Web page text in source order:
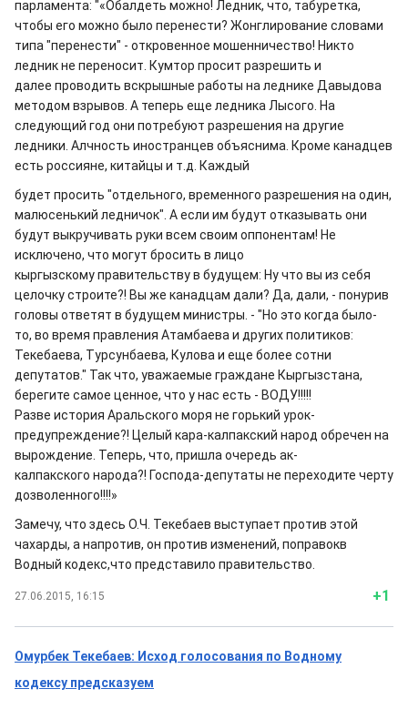
парламента: "«Обалдеть можно! Ледник, что, табуретка,
чтобы его можно было перенести? Жонглирование словами
типа "перенести" - откровенное мошенничество! Никто
ледник не переносит. Кумтор просит разрешить и
далее проводить вскрышные работы на леднике Давыдова
методом взрывов. А теперь еще ледника Лысого. На
следующий год они потребуют разрешения на другие
ледники. Алчность иностранцев объяснима. Кроме канадцев
есть россияне, китайцы и т.д. Каждый
будет просить "отдельного, временного разрешения на один,
малюсенький ледничок". А если им будут отказывать они
будут выкручивать руки всем своим оппонентам! Не
исключено, что могут бросить в лицо
кыргызскому правительству в будущем: Ну что вы из себя
целочку строите?! Вы же канадцам дали? Да, дали, - понурив
головы ответят в будущем министры. - "Но это когда было-
то, во время правления Атамбаева и других политиков:
Текебаева, Турсунбаева, Кулова и еще более сотни
депутатов." Так что, уважаемые граждане Кыргызстана,
берегите самое ценное, что у нас есть - ВОДУ!!!!!
Разве история Аральского моря не горький урок-
предупреждение?! Целый кара-калпакский народ обречен на
вырождение. Теперь, что, пришла очередь ак-
калпакского народа?! Господа-депутаты не переходите черту
дозволенного!!!!»
Замечу, что здесь О.Ч. Текебаев выступает против этой
чахарды, а напротив, он против изменений, поправокв
Водный кодекс,что представило правительство.
27.06.2015, 16:15 +1
Омурбек Текебаев: Исход голосования по Водному
кодексу предсказуем